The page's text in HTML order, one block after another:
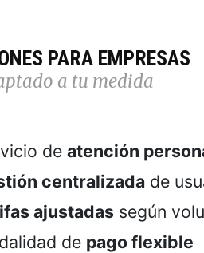
PARA EMPRESAS
a tu medida
de atención
centralizada de
ajustadas según
de pago flexible